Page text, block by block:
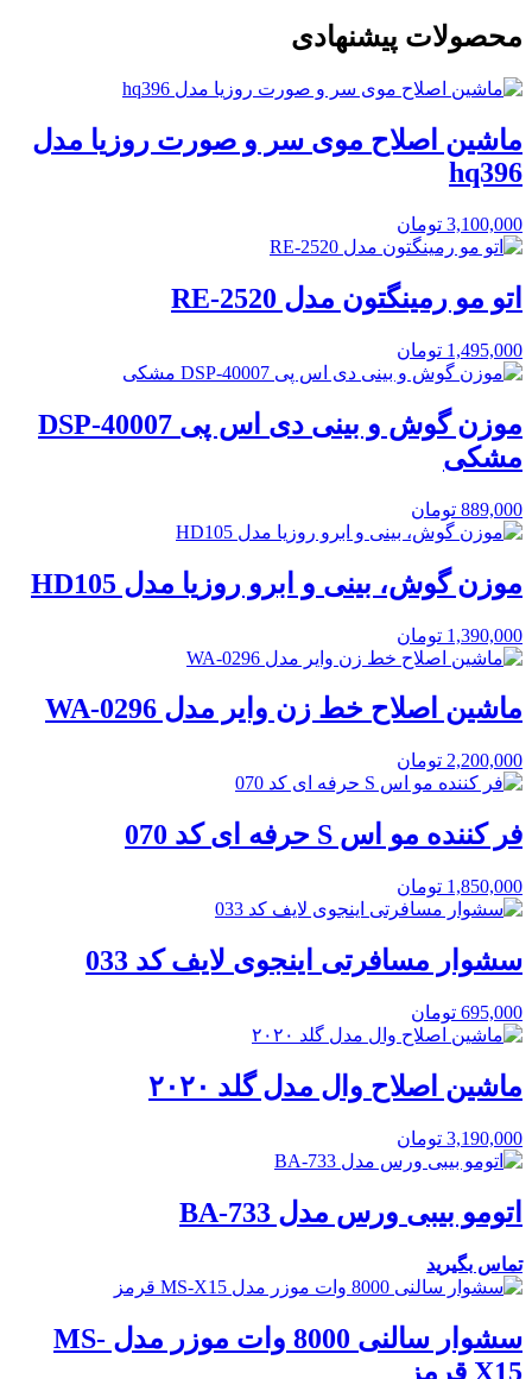
محصولات پیشنهادی
ماشین اصلاح موی سر و صورت روزیا مدل
hq396
3,100,000 تومان
اتو مو رمینگتون مدل RE-2520
1,495,000 تومان
موزن گوش و بینی دی اس پی DSP-40007
مشکی
889,000 تومان
موزن گوش، بینی و ابرو روزیا مدل HD105
1,390,000 تومان
ماشین اصلاح خط زن وایر مدل WA-0296
2,200,000 تومان
فر کننده مو اس S حرفه ای کد 070
1,850,000 تومان
سشوار مسافرتی اینجوی لایف کد 033
695,000 تومان
ماشین اصلاح وال مدل گلد ۲۰۲۰
3,190,000 تومان
اتومو بیبی ورس مدل BA-733
تماس بگیرید
سشوار سالنی 8000 وات موزر مدل MS-
X15 قرمز